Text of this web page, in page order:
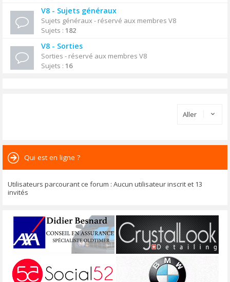
V8 - Sujets généraux
Sujets généraux - réservé aux membres V8
Sujets : 182
V8 - Sorties
Sorties - réservé aux membres V8
Sujets : 16
Aller
Qui est en ligne ?
Utilisateurs parcourant ce forum : Aucun utilisateur inscrit et 13
invités